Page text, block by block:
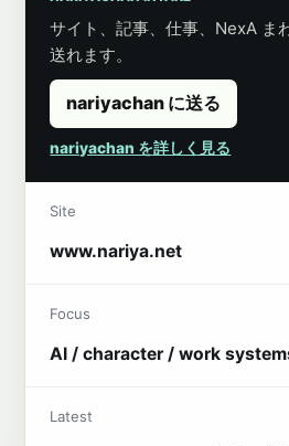
サイト、記事、仕事、NexA ま
送れます。
nariyachan に送る
nariyachan を詳しく見る
Site
www.nariya.net
Focus
AI / character / work
Latest